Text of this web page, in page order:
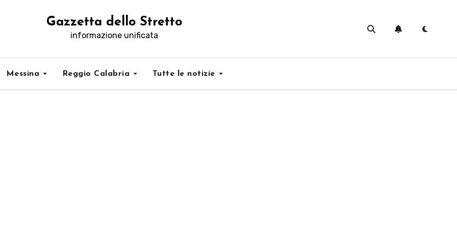
Gazzetta dello Stretto
informazione unificata
Messina Reggio Calabria Tutte le notizie